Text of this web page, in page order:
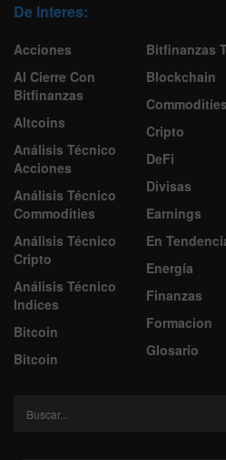
De Interes:
Acciones
Al Cierre Con
Bitfinanzas
Altcoins
Análisis Técnico
Acciones
Análisis Técnico
Commodities
Análisis Técnico
Cripto
Análisis Técnico
Indices
Bitcoin
Bitcoin
Bitfinanzas
Blockchain
Commodities
Cripto
DeFi
Divisas
Earnings
En
Energía
Finanzas
Formacion
Glosario